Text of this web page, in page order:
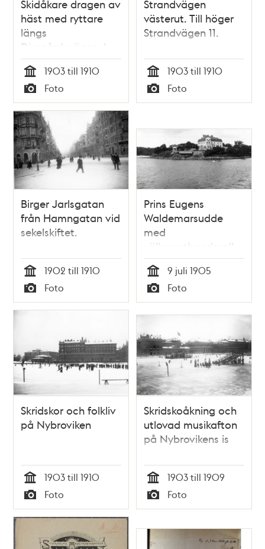
Skidåkare dragen av
häst med ryttare
längs
Djurgårdsvägen. I
fonden kvarteret
Bajonetten, Oscars
kyrkas torn och
Narvavägen.
Tid
1903 till 1910
Typ
Foto
Strandvägen
västerut. Till höger
Strandvägen 11.
Tid
1903 till 1910
Typ
Foto
Birger Jarlsgatan
från Hamngatan vid
sekelskiftet.
Tid
1902 till 1910
Typ
Foto
Prins Eugens
Waldemarsudde
med
välkomstbanderoll
till det nygifta
prinsparet 1905.
Tid
9 juli 1905
Typ
Foto
Skridskor och folkliv
på Nybroviken
Tid
1903 till 1910
Typ
Foto
Skridskoåkning och
utlovad musikafton
på Nybrovikens is
Tid
1903 till 1909
Typ
Foto